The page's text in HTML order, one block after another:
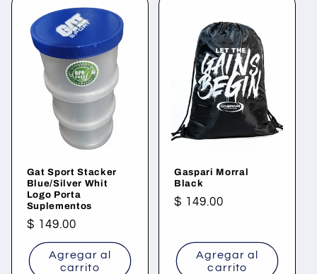
Gat Sport Stacker
Blue/Silver Whit
Logo Porta
Suplementos
Precio
habitual
$ 149.00
Agregar al
carrito
Gaspari Morral
Black
Precio
$ 149.00
Agregar al
carrito